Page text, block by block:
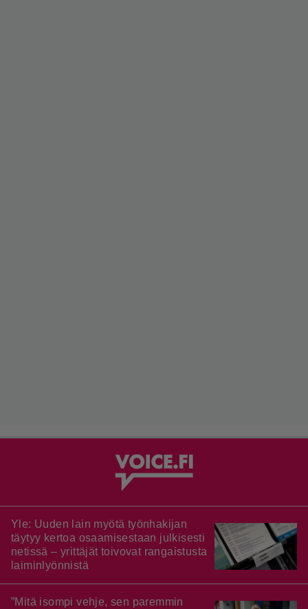
Yle: Uuden lain myötä työnhakijan
täytyy kertoa osaamisestaan julkisesti
netissä – yrittäjät toivovat rangaistusta
laiminlyönnistä
”Mitä isompi vehje, sen paremmin